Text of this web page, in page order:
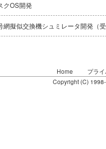
クOS開発
網擬似交換機シュミレータ開発（
Home
プラ
Copyright (C)